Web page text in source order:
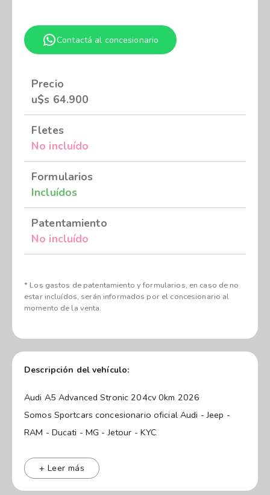
Contactá al concesionario
Precio
u$s 64.900
Fletes
No incluído
Formularios
Incluídos
Patentamiento
No incluído
* Los gastos de patentamiento y formularios, en caso de no
estar incluídos, serán informados por el concesionario al
momento de la venta.
Descripción del vehículo:
Audi A5 Advanced Stronic 204cv 0km 2026
Somos Sportcars concesionario oficial Audi - Jeep -
RAM - Ducati - MG - Jetour - KYC
patentar.
+ Leer más